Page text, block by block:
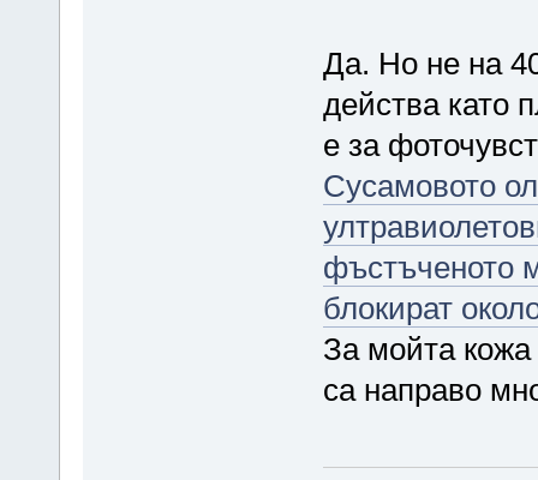
Да. Но не на
действа като
е за
Сусамовото
фъстъченото
блокират
За мойта
са направо